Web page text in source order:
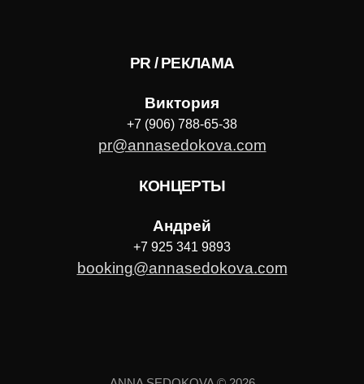
PR / РЕКЛАМА
Виктория
+7 (906) 788-65-38
pr@annasedokova.com
КОНЦЕРТЫ
Андрей
+7 925 341 9893
booking@annasedokova.com